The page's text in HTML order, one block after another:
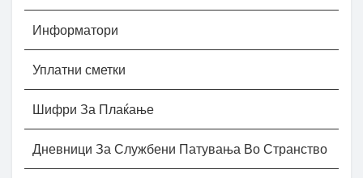
Информатори
Уплатни сметки
Шифри За Плаќање
Дневници За Службени Патувања Во Странство